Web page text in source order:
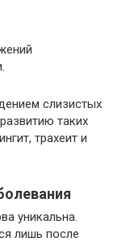
слизистых
таких
трахеит и
уникальна.
лишь после